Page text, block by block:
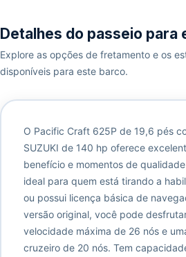
Detalhes do passeio para
Explore as opções de fretamento e os
disponíveis para este barco.
O Pacific Craft 625P de 19,6 pés
SUZUKI de 140 hp oferece
benefício e momentos de
ideal para quem está tirando a
ou possui licença básica de
versão original, você pode
velocidade máxima de 26 nós e
cruzeiro de 20 nós. Tem